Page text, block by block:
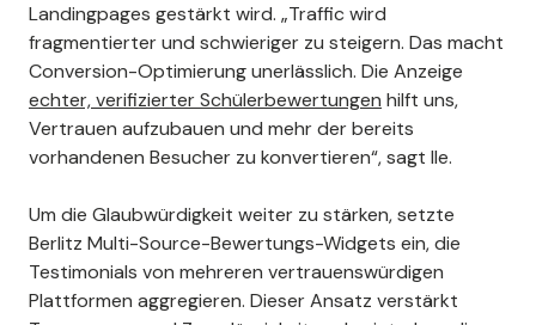
Landingpages gestärkt wird. „Traffic wird
fragmentierter und schwieriger zu steigern. Das macht
Conversion-Optimierung unerlässlich. Die Anzeige
echter, verifizierter Schülerbewertungen hilft uns,
Vertrauen aufzubauen und mehr der bereits
vorhandenen Besucher zu konvertieren“, sagt Ile.
Um die Glaubwürdigkeit weiter zu stärken, setzte
Berlitz Multi-Source-Bewertungs-Widgets ein, die
Testimonials von mehreren vertrauenswürdigen
Plattformen aggregieren. Dieser Ansatz verstärkt